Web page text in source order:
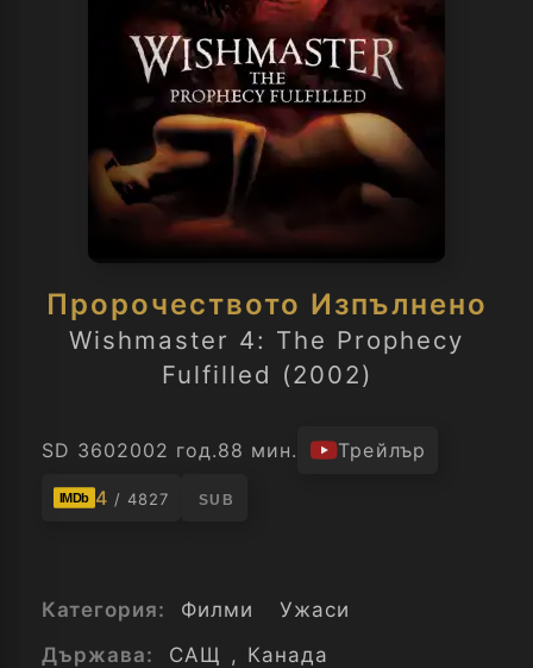
Пророчеството Изпълнено
Wishmaster 4: The Prophecy
Fulfilled (2002)
SD 3602002 год.88 мин. Трейлър
IMDb 4 / 4827 SUB
Категория: Филми
Ужаси
Държава:
САЩ , Канада